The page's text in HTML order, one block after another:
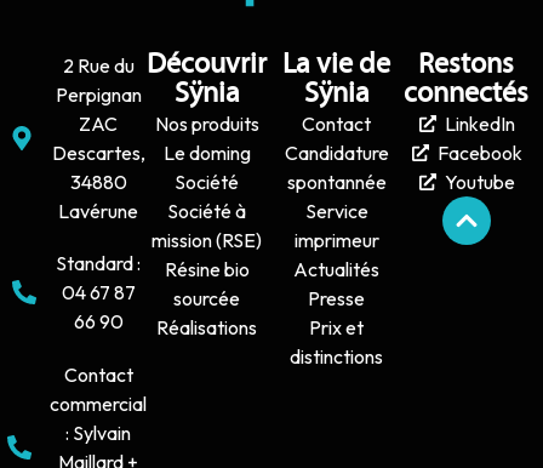
2 Rue du
Perpignan
ZAC
Descartes,
34880
Lavérune
Standard :
04 67 87
66 90
Contact
commercial
: Sylvain
Maillard +
Découvrir
Sÿnia
Nos produits
Le doming
Société
Société à
mission (RSE)
Résine bio
sourcée
Réalisations
La vie de
Sÿnia
Contact
Candidature
spontannée
Service
imprimeur
Actualités
Presse
Prix et
distinctions
Restons
connectés
LinkedIn
Facebook
Youtube